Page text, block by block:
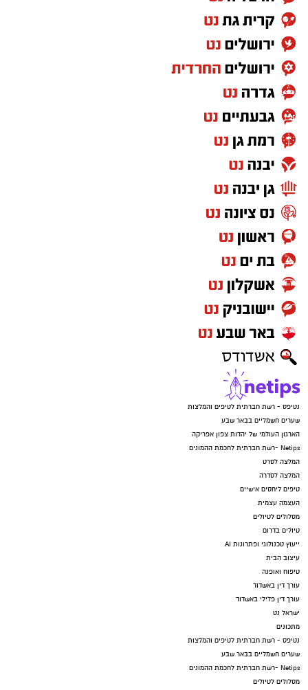
נטיפס - רשת חברתית לטיפים והמלצות
שערים חשמליים בבאר שבע
הארגון העולמי של יהדות צפון אפריקה
Netips -רשת חברתית לחכמת ההמונים
המלצה לסרט
המלצה לסדרה
טיפים ליחסים אישיים
העצמה עצמית
מסלולים לטיולים
טיולים בדרום
ייעוץ טכנולוגי ופתרונות AI
עיצוב הבית
טיפוח ואופנה
עורך דין באשדוד
עורך דין פלילי באשדוד
ישראל נט
מתכונים
נטיפס - רשת חברתית לטיפים והמלצות
שערים חשמליים בבאר שבע
Netips -רשת חברתית לחכמת ההמונים
מסלולים לטיולים